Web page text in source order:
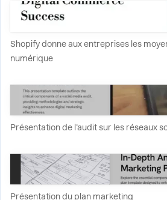
Shopify donne aux entreprises les
numérique
Présentation de l'audit sur les réseaux
Présentation du plan marketing